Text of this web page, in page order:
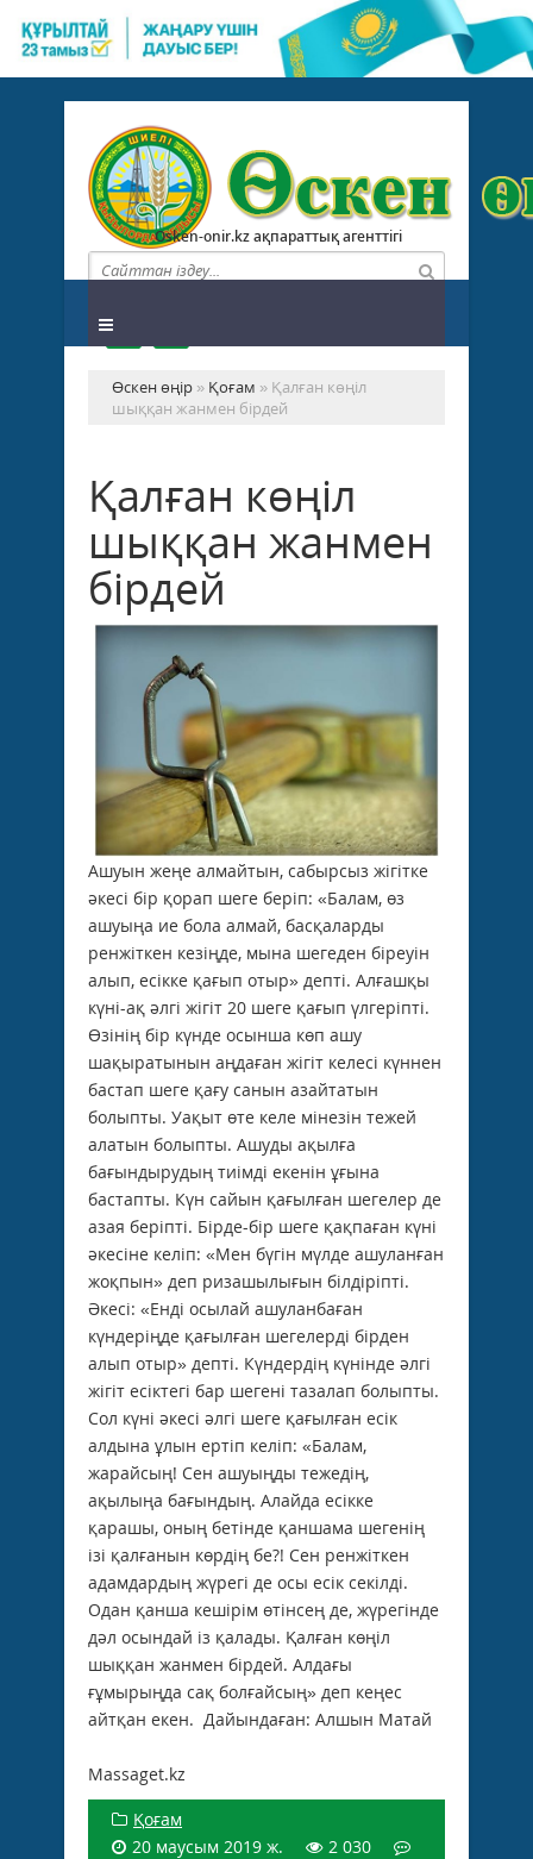
Osken-onir.kz ақпараттық агенттігі
Өскен өңір » Қоғам » Қалған көңіл
шыққан жанмен бірдей
Қалған көңіл
шыққан жанмен
бірдей
Ашуын жеңе алмайтын, сабырсыз жігітке
әкесі бір қорап шеге беріп: «Балам, өз
ашуыңа ие бола алмай, басқаларды
ренжіткен кезіңде, мына шегеден біреуін
алып, есікке қағып отыр» депті. Алғашқы
күні-ақ әлгі жігіт 20 шеге қағып үлгеріпті.
Өзінің бір күнде осынша көп ашу
шақыратынын аңдаған жігіт келесі күннен
бастап шеге қағу санын азайтатын
болыпты. Уақыт өте келе мінезін тежей
алатын болыпты. Ашуды ақылға
бағындырудың тиімді екенін ұғына
бастапты. Күн сайын қағылған шегелер де
азая беріпті. Бірде-бір шеге қақпаған күні
әкесіне келіп: «Мен бүгін мүлде ашуланған
жоқпын» деп ризашылығын білдіріпті.
Әкесі: «Енді осылай ашуланбаған
күндеріңде қағылған шегелерді бірден
алып отыр» депті. Күндердің күнінде әлгі
жігіт есіктегі бар шегені тазалап болыпты.
Сол күні әкесі әлгі шеге қағылған есік
алдына ұлын ертіп келіп: «Балам,
жарайсың! Сен ашуыңды тежедің,
ақылыңа бағындың. Алайда есікке
қарашы, оның бетінде қаншама шегенің
ізі қалғанын көрдің бе?! Сен ренжіткен
адамдардың жүрегі де осы есік секілді.
Одан қанша кешірім өтінсең де, жүрегінде
дәл осындай із қалады. Қалған көңіл
шыққан жанмен бірдей. Алдағы
ғұмырыңда сақ болғайсың» деп кеңес
айтқан екен. Дайындаған: Алшын Матай
Massaget.kz
Қоғам
20 маусым 2019 ж.
2 030